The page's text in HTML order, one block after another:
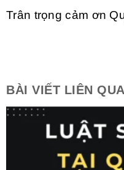
Trân trọng cảm ơn
BÀI VIẾT LIÊN